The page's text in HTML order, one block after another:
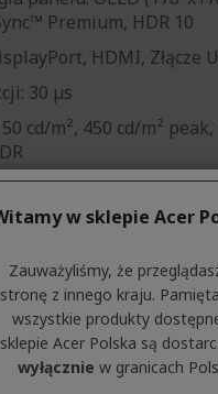
Premium, HDR 10
HDMI, Złącze
30 µs
cd/m², 450 cd/m²
GSzczegóły
lub firma?
sze oferty!
w sklepie Acer
Zauważyliśmy, że
stronę z innego kraju.
wszystkie produkty
sklepie Acer Polska są
wyłącznie w granicach